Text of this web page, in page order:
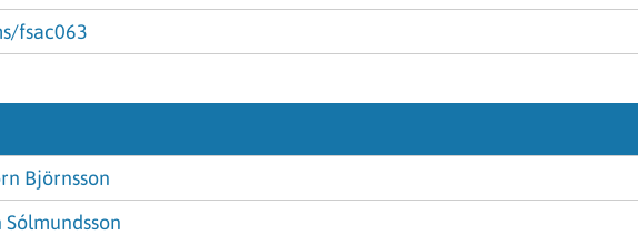
fsac063
Björnsson
Sólmundsson